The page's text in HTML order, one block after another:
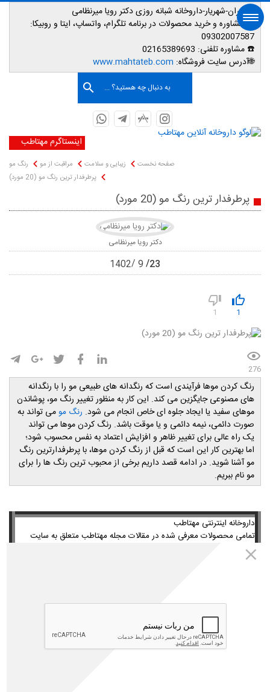
📌تهران-شهریار-داروخانه شبانه روزی دکتر رویا میرنظامی
📱مشاوره و خرید محصولات در برنامه تلگرام، واتساپ، ایتا و روبیکا:
09302007587
☎️ مشاوره تلفنی:
🌐آدرس سایت فروشگاه: www.mahtateb.com
به دنبال چه هستید؟ ...
اینستاگرم مهتاطب
صفحه نخست زیبایی و سلامت مراقبت از مو
رنگ مو
پرطرفدار ترین رنگ مو (20 مورد)
پرطرفدار ترین رنگ مو (20 مورد)
دکتر رویا میرنظامی
23
9
1402
1
1
276
رنگ کردن موها فرآیندی است که رنگدانه های طبیعی مو را با رنگدانه
های مصنوعی جایگزین می کند. این کار به منظور تغییر رنگ مو، پوشاندن
موهای سفید یا ایجاد جلوه ای خاص انجام می شود. رنگ مو می تواند به
صورت دائمی، نیمه دائمی و یا موقت باشد. رنگ کردن موها می تواند
یک راه عالی برای تغییر ظاهر و افزایش اعتماد به نفس محسوب شود؛
اما بهترین کار این است که قبل از رنگ کردن موها، با پرطرفدارترین رنگ
مو آشنا شوید. در ادامه قصد داریم برخی از محبوب ترین رنگ ها را برای
مو نام ببریم.
داروخانه اینترنتی مهتاطب
تمامی محصولات معرفی شده در مقالات مجله مهتاطب متعلق به سایت
داروخانه اینترنتی مهتاطب(داروخانه شبانه روزی دکتر رویا میرنظامی) می
باشد و شما عزیزان میتوانید کلیه محصولات مورد نیاز خود را از طریق
خرید انواعرنگ مودر برنامه واتساپ-ایتا-روبیکا:09302007587